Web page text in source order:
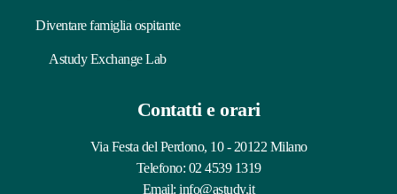
Diventare famiglia ospitante
Astudy Exchange Lab
Contatti e orari
Via Festa del Perdono, 10 - 20122 Milano
Telefono: 02 4539 1319
Email:info@astudy.it